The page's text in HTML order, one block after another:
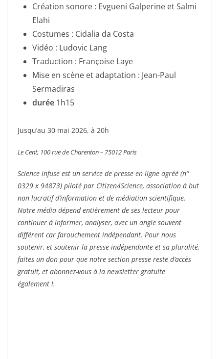
Création sonore : Evgueni Galperine et Salmi
Elahi
Costumes : Cidalia da Costa
Vidéo : Ludovic Lang
Traduction : Françoise Laye
Mise en scène et adaptation : Jean-Paul
Sermadiras
durée 1h15
Jusqu’au 30 mai 2026, à 20h
Le Cent, 100 rue de Charenton – 75012 Paris
Science infuse est un service de presse en ligne agréé (n°
0329 x 94873) piloté par Citizen4Science, association à but
non lucratif d’information et de médiation scientifique.
Notre média dépend entièrement de ses lecteur pour
continuer à informer, analyser, avec un angle souvent
différent car farouchement indépendant. Pour nous
soutenir, et soutenir la presse indépendante et sa pluralité,
faites un don pour que notre section presse reste d’accès
gratuit, et abonnez-vous à la newsletter gratuite
également !.